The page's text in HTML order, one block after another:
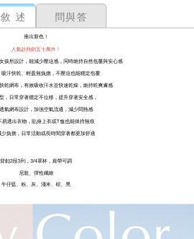
述 問與答